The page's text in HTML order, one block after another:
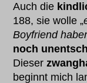
Auch die
188, sie wolle „
Boyfriend
noch
Dieser
beginnt mich